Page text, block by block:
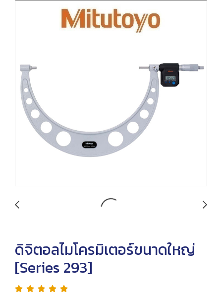
ดิจิตอลไมโครมิเตอร์ขนาดใหญ่
[Series 293]